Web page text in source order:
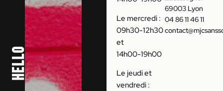
Le mercredi :
09h30-12h30
et
14h00-19h00
Le jeudi et
vendredi :
69003 Lyon
04 86 11 46 11
Hello